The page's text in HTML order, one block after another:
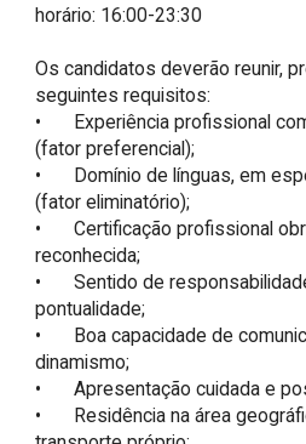
horário: 16:00-23:30
Os candidatos deverão reunir,
seguintes requisitos:
•	Experiência profissional comprovada na função
(fator preferencial);
•	Domínio de línguas, em especial a língua inglesa
(fator eliminatório);
•	Certificação profissional obrigatória, devidamente
reconhecida;
•	Sentido de responsabilidade, assiduidade e
pontualidade;
•	Boa capacidade de comunicação, iniciativa e
dinamismo;
•	Apresentação cuidada e postura profissional;
•	Residência na área geográfica ou disponibilidade de